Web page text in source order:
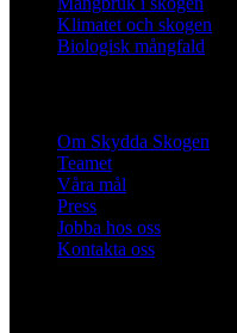
Klimatet och skogen
Biologisk mångfald
Om Skydda Skogen
Teamet
Våra mål
Press
Jobba hos oss
Kontakta oss